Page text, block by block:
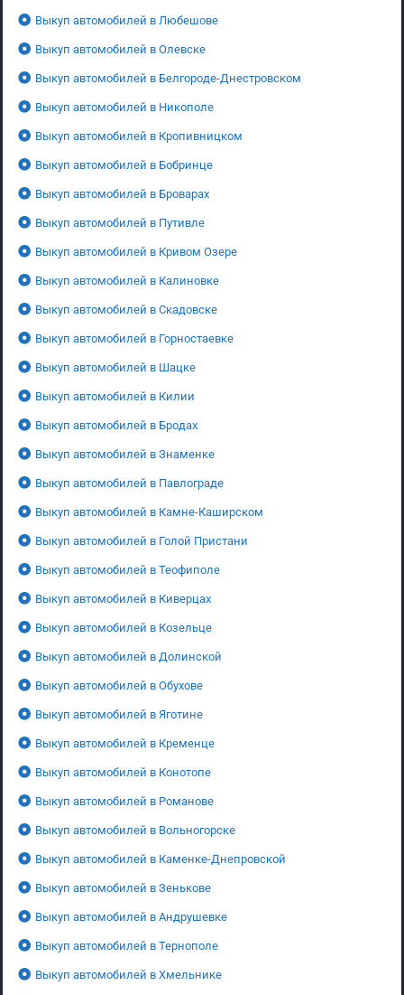
Выкуп автомобилей в Любешове
Выкуп автомобилей в Олевске
Выкуп автомобилей в Белгороде-Днестровском
Выкуп автомобилей в Никополе
Выкуп автомобилей в Кропивницком
Выкуп автомобилей в Бобринце
Выкуп автомобилей в Броварах
Выкуп автомобилей в Путивле
Выкуп автомобилей в Кривом Озере
Выкуп автомобилей в Калиновке
Выкуп автомобилей в Скадовске
Выкуп автомобилей в Горностаевке
Выкуп автомобилей в Шацке
Выкуп автомобилей в Килии
Выкуп автомобилей в Бродах
Выкуп автомобилей в Знаменке
Выкуп автомобилей в Павлограде
Выкуп автомобилей в Камне-Каширском
Выкуп автомобилей в Голой Пристани
Выкуп автомобилей в Теофиполе
Выкуп автомобилей в Киверцах
Выкуп автомобилей в Козельце
Выкуп автомобилей в Долинской
Выкуп автомобилей в Обухове
Выкуп автомобилей в Яготине
Выкуп автомобилей в Кременце
Выкуп автомобилей в Конотопе
Выкуп автомобилей в Романове
Выкуп автомобилей в Вольногорске
Выкуп автомобилей в Каменке-Днепровской
Выкуп автомобилей в Зенькове
Выкуп автомобилей в Андрушевке
Выкуп автомобилей в Тернополе
Выкуп автомобилей в Хмельнике